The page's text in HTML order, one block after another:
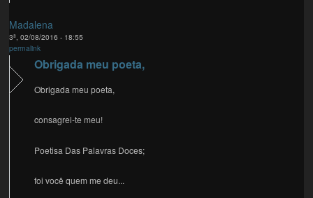
Madalena
3ª, 02/08/2016 - 18:55
permalink
Obrigada meu poeta,
Obrigada meu poeta,
consagrei-te meu!
Poetisa Das Palavras Doces;
foi você quem me deu...